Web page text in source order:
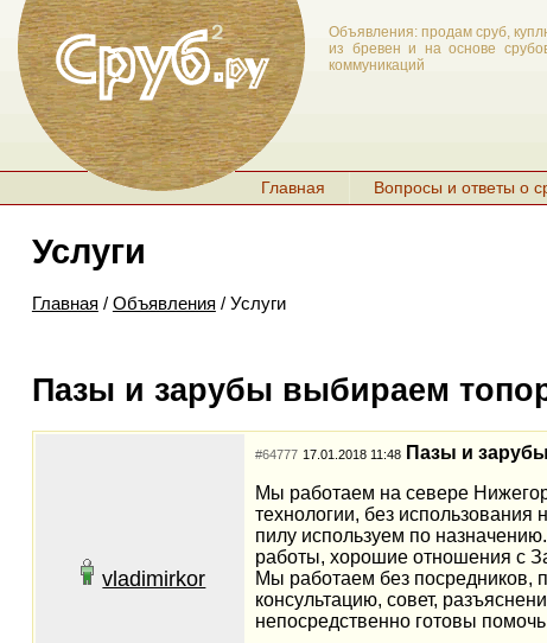
Главная Вопросы и ответы о
Объявления: продам сруб,
из бревен и на основе
коммуникаций
Услуги
Главная / Объявления / Услуги
Пазы и зарубы выбираем
vladimirkor
#64777 17.01.2018 11:48Пазы и
Мы работаем на севере
технологии, без
пилу используем по
работы, хорошие отношения с
Мы работаем без посредников,
консультацию, совет,
непосредственно готовы